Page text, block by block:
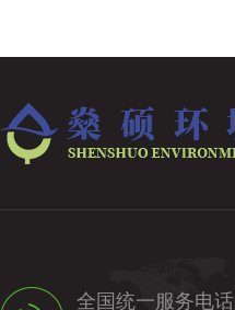
全国统一服务电话